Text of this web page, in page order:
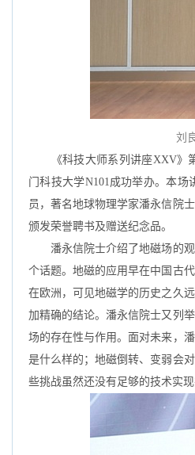
刘良
《科技大师系列讲座XXV》第
门科技大学N101成功举办。本
员，著名地球物理学家潘永信院
颁发荣誉聘书及赠送纪念品。
潘永信院士介绍了地磁场的观
个话题。地磁的应用早在中国古
在欧洲，可见地磁学的历史之久
加精确的结论。潘永信院士又列
场的存在性与作用。面对未来，
是什么样的；地磁倒转、变弱会
些挑战虽然还没有足够的技术